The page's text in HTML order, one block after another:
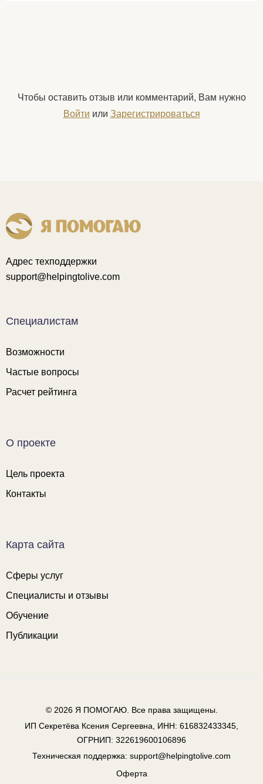
Чтобы оставить отзыв или комментарий, Вам нужно
Войти или Зарегистрироваться
Адрес техподдержки
support@helpingtolive.com
Специалистам
Возможности
Частые вопросы
Расчет рейтинга
О проекте
Цель проекта
Контакты
Карта сайта
Сферы услуг
Специалисты и отзывы
Обучение
Публикации
© 2026 Я ПОМОГАЮ. Все права защищены.
ИП Секретёва Ксения Сергеевна, ИНН: 616832433345,
ОГРНИП: 322619600106896
Техническая поддержка: support@helpingtolive.com
Оферта